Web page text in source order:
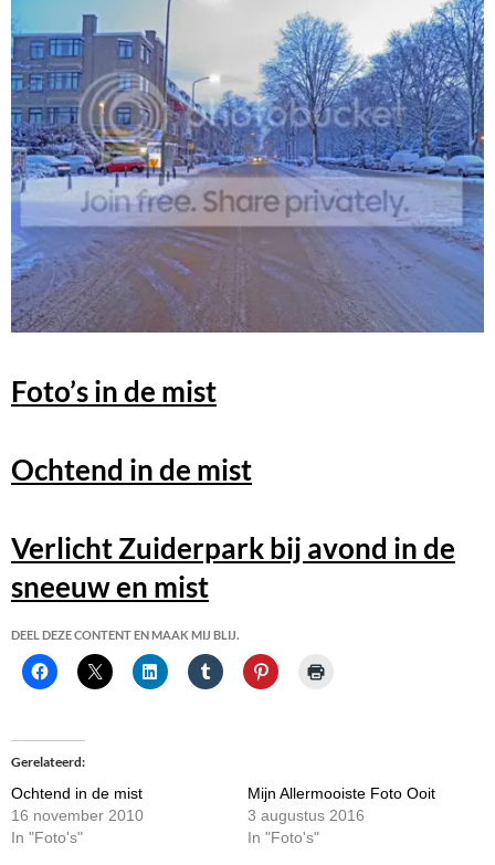
Foto’s in de mist
Ochtend in de mist
Verlicht Zuiderpark bij avond in de
sneeuw en mist
DEEL DEZE CONTENT EN MAAK MIJ BLIJ.
Gerelateerd
Ochtend in de mist
16 november 2010
In "Foto's"
Mijn Allermooiste Foto Ooit
3 augustus 2016
In "Foto's"